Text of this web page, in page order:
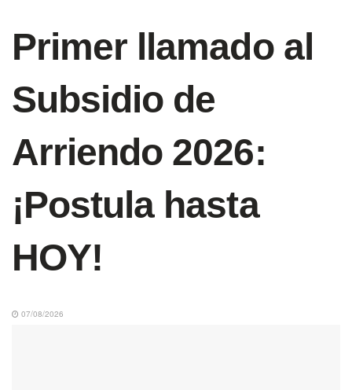
Primer llamado al
Subsidio de
Arriendo 2026:
¡Postula hasta
HOY!
07/08/2026